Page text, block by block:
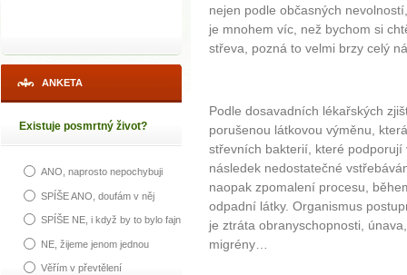
ANKETA
Existuje posmrtný život?
ANO, naprosto nepochybuji
SPÍŠE ANO, doufám v něj
SPÍŠE NE, i když by to bylo fajn
NE, žijeme jenom jednou
Věřím v převtělení
nejen podle občasných
je mnohem víc, než bychom si
střeva, pozná to velmi brzy celý
Podle dosavadních lékařských
porušenou látkovou výměnu,
střevních bakterií, které
následek nedostatečné
naopak zpomalení procesu,
odpadní látky. Organismus
je ztráta obranyschopnosti,
migrény…